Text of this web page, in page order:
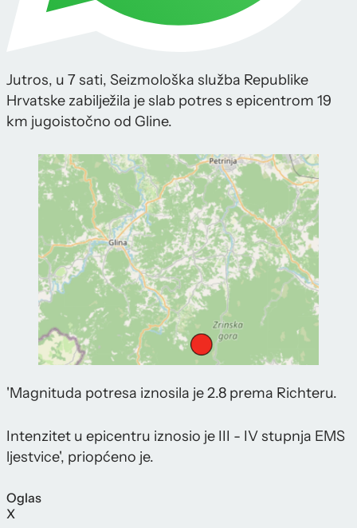
Jutros, u 7 sati, Seizmološka služba Republike
Hrvatske zabilježila je slab potres s epicentrom 19
km jugoistočno od Gline.
'Magnituda potresa iznosila je 2.8 prema Richteru.
Intenzitet u epicentru iznosio je III - IV stupnja EMS
ljestvice', priopćeno je.
Oglas
X